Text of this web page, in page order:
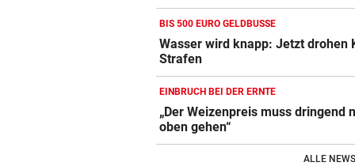
BIS 500 EURO GELDBUSSE
Wasser wird knapp: Jetzt drohen
Strafen
EINBRUCH BEI DER ERNTE
„Der Weizenpreis muss dringend
oben gehen“
ALLE